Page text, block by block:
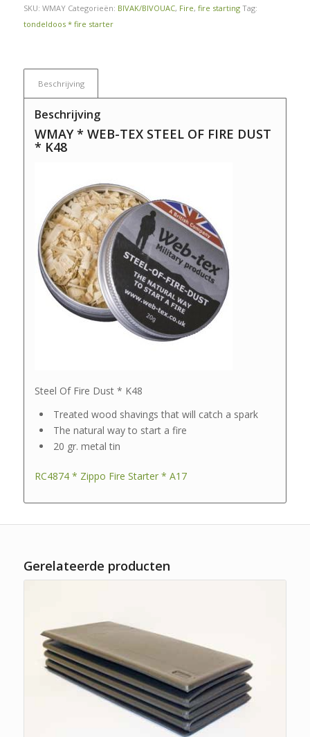
SKU: WMAY Categorieën: BIVAK/BIVOUAC, Fire, fire starting Tag:
tondeldoos * fire starter
Beschrijving
Beschrijving
WMAY * WEB-TEX STEEL OF FIRE DUST
* K48
Steel Of Fire Dust * K48
Treated wood shavings that will catch a spark
The natural way to start a fire
20 gr. metal tin
RC4874 * Zippo Fire Starter * A17
Gerelateerde producten